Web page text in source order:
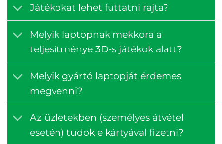
Játékokat lehet futtatni rajta?
Melyik laptopnak mekkora a
teljesítménye 3D-s játékok alatt?
Melyik gyártó laptopját érdemes
megvenni?
Az üzletekben (személyes átvétel
esetén) tudok e kártyával fizetni?